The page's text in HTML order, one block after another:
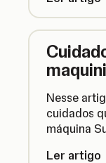
Nesse
cuidados
máquina
Ler artigo